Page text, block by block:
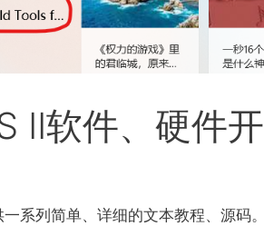
II软件、硬件
系列简单、详细的文本教程、源码